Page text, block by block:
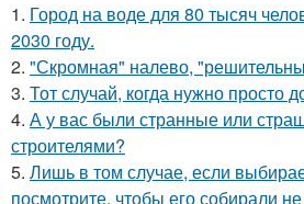
1. Город на воде для 80 тысяч
2030 году.
2. "Скромная" налево,
3. Тот случай, когда нужно просто
4. А у вас были странные или
строителями?
5. Лишь в том случае, если
посмотрите, чтобы его собирали